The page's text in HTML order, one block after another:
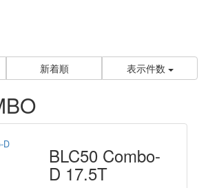
新着順 表示件数
BLC50 Combo-
D 17.5T